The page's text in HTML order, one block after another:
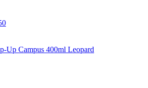
Up Campus 400ml Leopard